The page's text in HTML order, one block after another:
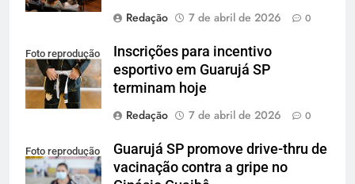
Redação
7 de abril de 2026 0
Foto reprodução
Inscrições para incentivo
esportivo em Guarujá SP
terminam hoje
Redação
7 de abril de 2026 0
Foto reprodução
Guarujá SP promove drive-thru de
vacinação contra a gripe no